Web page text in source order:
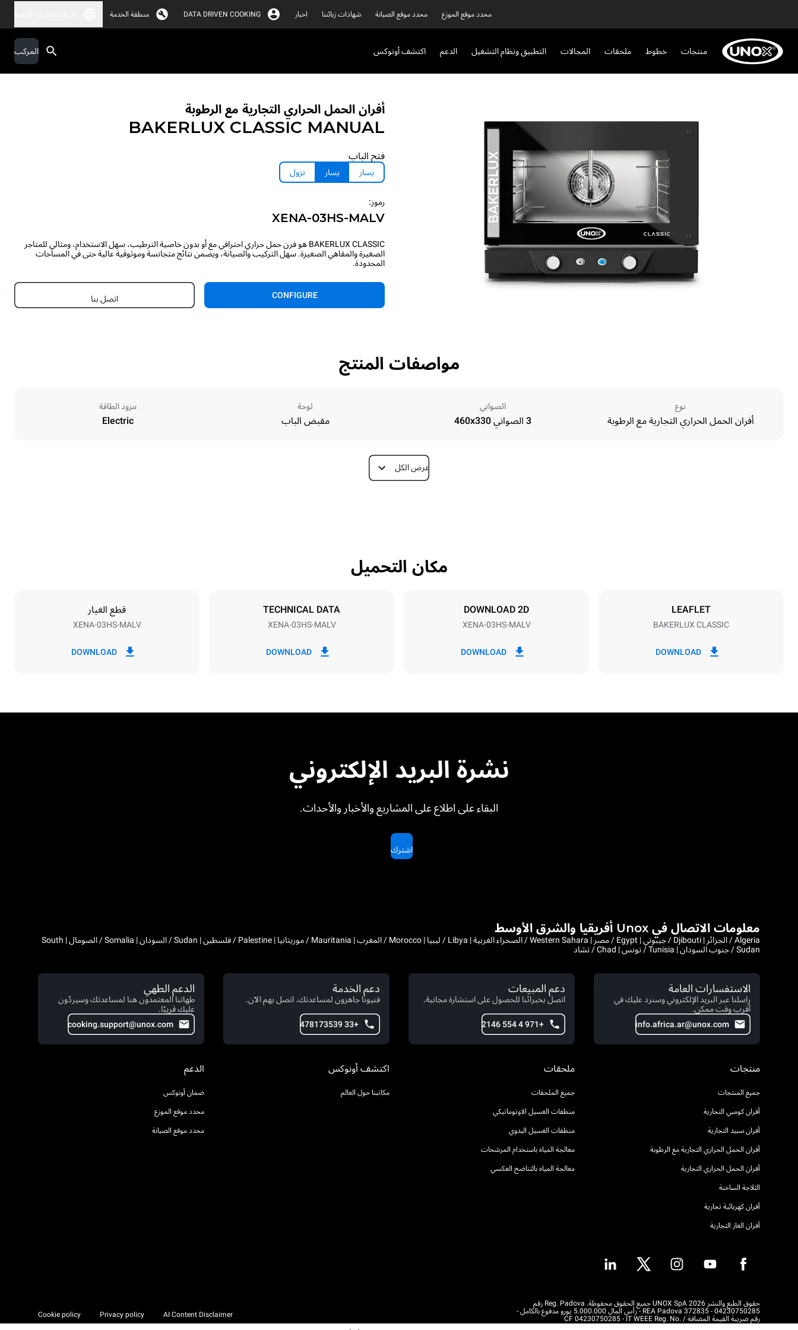
محدد موقع الموزع محدد موقع الصيانة شهادات زبائننا اخبار DATA DRIVEN COOKING منطقة الخدمة
منتجات خطوط ملحقات المجالات التطبيق ونظام التشغيل الدعم اكتشف أونوكس المركب
أفران الحمل الحراري التجارية مع الرطوبة
BAKERLUX CLASSIC MANUAL
فتح الباب
يسار يسار نزول
رموز:
XENA-03HS-MALV
BAKERLUX CLASSIC هو فرن حمل حراري احترافي مع أو بدون خاصية الترطيب، سهل الاستخدام، ومثالي للمتاجر
الصغيرة والمقاهي الصغيرة. سهل التركيب والصيانة، ويضمن نتائج متجانسة وموثوقية عالية حتى في المساحات
المحدودة.
CONFIGURE اتصل بنا
مواصفات المنتج
نوع
أفران الحمل الحراري التجارية مع الرطوبة
الصواني
3 الصواني 460x330
لوحة
مقبض الباب
مزود الطاقة
Electric
Depth
Tray size
عرض الكل
مكان التحميل
LEAFLET
BAKERLUX CLASSIC
DOWNLOAD
DOWNLOAD 2D
XENA-03HS-MALV
DOWNLOAD
TECHNICAL DATA
XENA-03HS-MALV
DOWNLOAD
قطع الغيار
XENA-03HS-MALV
DOWNLOAD
نشرة البريد الإلكتروني
البقاء على اطلاع على المشاريع والأخبار والأحداث.
اشترك
معلومات الاتصال في Unox أفريقيا والشرق الأوسط
Algeria / الجزائر | Djibouti / جيبوتي | Egypt / مصر | Western Sahara / الصحراء الغربية | Libya / ليبيا | Morocco / المغرب | Mauritania / موريتانيا | Palestine / فلسطين | Sudan / السودان | Somalia / الصومال | South
Sudan / جنوب السودان | Tunisia / تونس | Chad / تشاد
الاستفسارات العامة
راسلنا عبر البريد الإلكتروني وسنرد عليك في
أقرب وقت ممكن.
info.africa.ar@unox.com
دعم المبيعات
اتصل بخبرائنا للحصول على استشارة مجانية.
+971 4 554 2146
دعم الخدمة
فنيونا جاهزون لمساعدتك. اتصل بهم الآن.
+33 478173539
الدعم الطهي
طهاتنا المعتمدون هنا لمساعدتك وسيردّون
عليك قريبًا.
cooking.support@unox.com
منتجات
جميع المنتجات
أفران كومبي التجارية
أفران سبيد التجارية
أفران الحمل الحراري التجارية مع الرطوبة
أفران الحمل الحراري التجارية
الثلاجة الساخنة
أفران كهربائية تجارية
أفران الغاز التجارية
ملحقات
جميع الملحقات
منظفات الغسيل الاوتوماتيكي
منظفات الغسيل اليدوي
معالجة المياه باستخدام المرشحات
معالجة المياه بالتناضح العكسي
اكتشف أونوكس
مكاتبنا حول العالم
الدعم
ضمان أونوكس
محدد موقع الموزع
محدد موقع الصيانة
حقوق الطبع والنشر 2026 UNOX SpA جميع الحقوق محفوظة. Reg. Padova رقم
04230750285 - REA Padova 372835 - رأس المال 5.000.000 يورو مدفوع بالكامل -
رقم ضريبة القيمة المضافة / CF 04230750285 - IT WEEE Reg. No.
IT08020000000377
AI Content Disclaimer
Privacy policy
Cookie policy